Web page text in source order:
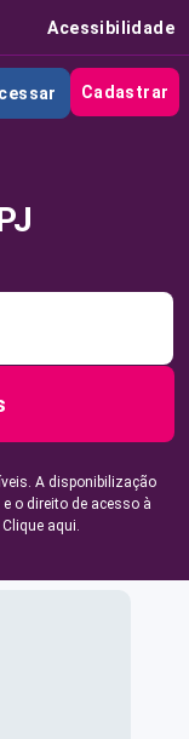
Acessibilidade
Cadastrar
A disponibilização
o direito de acesso à
Clique aqui.